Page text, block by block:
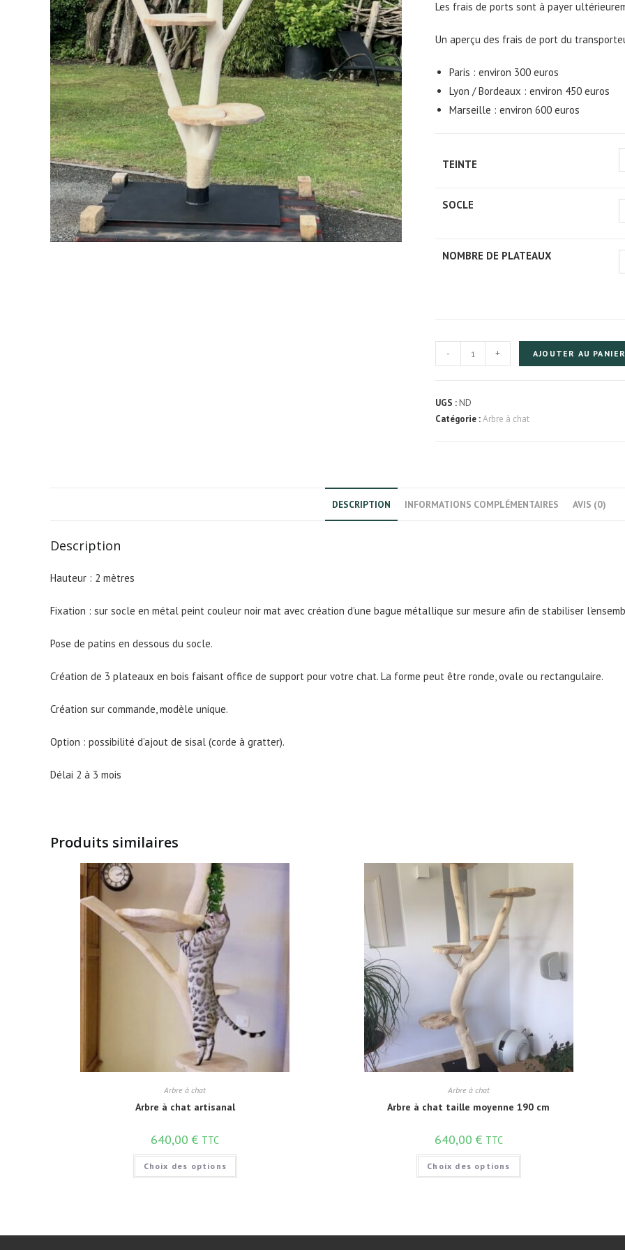
Les frais de ports sont à payer
Un aperçu des frais de port du
Paris : environ 300 euros
Lyon / Bordeaux : environ 450 euros
Marseille : environ 600 euros
TEINTE
SOCLE
NOMBRE DE PLATEAUX
de
à
chat
- + AJOUTER AU PANIER
UGS : ND
Catégorie :Arbre à chat
DESCRIPTION INFORMATIONS COMPLÉMENTAIRES AVIS (0)
Description
Hauteur : 2 mètres
Fixation : sur socle en métal peint couleur noir mat avec création d’une bague métallique sur mesure afin de stabiliser
Pose de patins en dessous du socle.
Création de 3 plateaux en bois faisant office de support pour votre chat. La forme peut être ronde, ovale ou rectangulaire.
Création sur commande, modèle unique.
Option : possibilité d’ajout de sisal (corde à gratter).
Délai 2 à 3 mois
Produits similaires
Arbre à chat
Arbre à chat artisanal
640,00€ TTC
Choix des options
Arbre à chat
Arbre à chat taille moyenne 190 cm
640,00 € TTC
Choix des options